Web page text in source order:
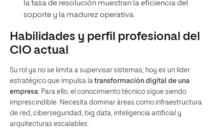
la tasa de resolución muestran la eficiencia del
soporte y la madurez operativa.
Habilidades y perfil profesional del
CIO actual
Su rol ya no se limita a supervisar sistemas; hoy es un líder
estratégico que impulsa la transformación digital de una
empresa . Para ello, el conocimiento técnico sigue siendo
imprescindible. Necesita dominar áreas como infraestructura
de red, ciberseguridad, big data, inteligencia artificial y
arquitecturas escalables.